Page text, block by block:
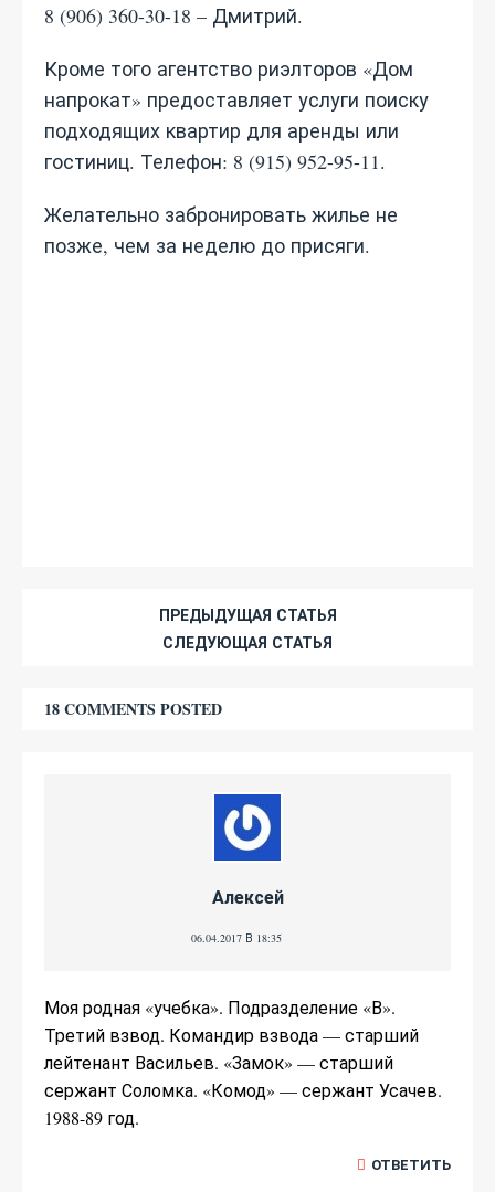
8 (906) 360-30-18 – Дмитрий.
Кроме того агентство риэлторов «Дом
напрокат» предоставляет услуги поиску
подходящих квартир для аренды или
гостиниц. Телефон: 8 (915) 952-95-11.
Желательно забронировать жилье не
позже, чем за неделю до присяги.
ПРЕДЫДУЩАЯ СТАТЬЯ
СЛЕДУЮЩАЯ СТАТЬЯ
18 COMMENTS POSTED
Алексей
06.04.2017 В 18:35
Моя родная «учебка». Подразделение «В».
Третий взвод. Командир взвода — старший
лейтенант Васильев. «Замок» — старший
сержант Соломка. «Комод» — сержант Усачев.
1988-89 год.
ОТВЕТИТЬ